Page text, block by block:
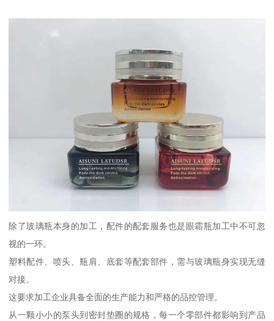
除了玻璃瓶本身的加工，配件的配套服务也是眼霜瓶加工中不可忽
视的一环。
塑料配件、喷头、瓶肩、底套等配套部件，需与玻璃瓶身实现无缝
对接。
这要求加工企业具备全面的生产能力和严格的品控管理。
从一颗小小的泵头到密封垫圈的规格，每一个零部件都影响到产品